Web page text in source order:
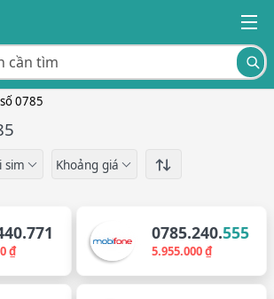
0785
sim Khoảng giá
₫
0785.240.555
5.955.000 ₫